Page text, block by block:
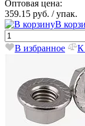
Оптовая цена:
359.15 руб. / упак.
В
В избранное К